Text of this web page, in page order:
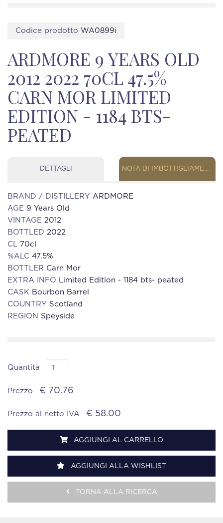
Codice prodotto WA0899i
ARDMORE 9 YEARS OLD
2012 2022 70CL 47.5%
CARN MOR LIMITED
EDITION - 1184 BTS-
PEATED
DETTAGLI NOTA DI IMBOTTIGLIAMENTO
BRAND / DISTILLERY ARDMORE
AGE 9 Years Old
VINTAGE 2012
BOTTLED 2022
CL 70cl
%ALC 47.5%
BOTTLER Carn Mor
EXTRA INFO Limited Edition - 1184 bts- peated
CASK Bourbon Barrel
COUNTRY Scotland
REGION Speyside
Quantità
Prezzo € 70.76
Prezzo al netto IVA € 58.00
AGGIUNGI AL CARRELLO
AGGIUNGI ALLA WISHLIST
TORNA ALLA RICERCA